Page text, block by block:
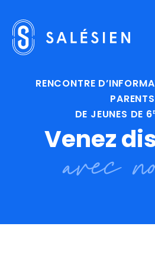
RENCONTRE
PARENTS
DE JEUNES DE 6E
Venez
avec